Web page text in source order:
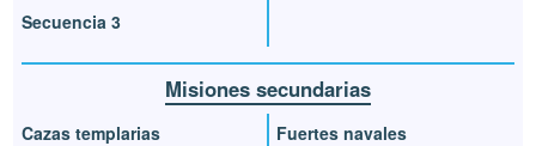
Secuencia 3
Misiones secundarias
Cazas templarias
Fuertes navales